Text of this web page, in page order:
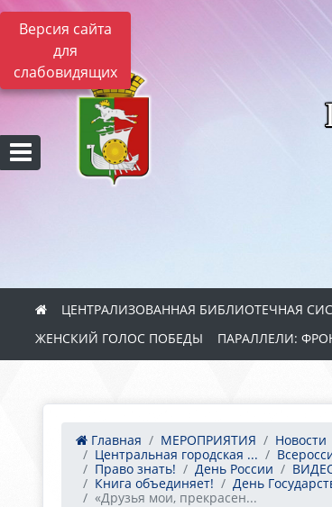
Версия сайта
для
слабовидящих
ЦЕНТРАЛИЗОВАННАЯ БИБЛИОТЕЧНАЯ
ЖЕНСКИЙ ГОЛОС ПОБЕДЫ
ПАРАЛЛЕЛИ:
Главная МЕРОПРИЯТИЯ Новости
Центральная городская ...
Право знать!
День России
Книга объединяет!
День
«Друзья мои, прекрасен...